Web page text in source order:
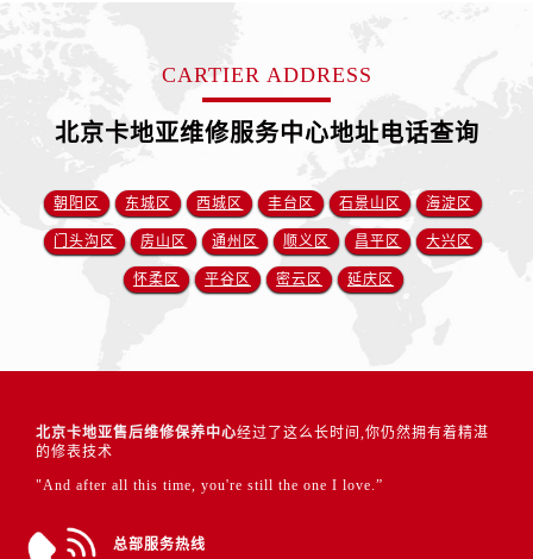
CARTIER ADDRESS
北京卡地亚维修服务中心地址电话查询
朝阳区 东城区 西城区 丰台区 石景山区 海淀区
门头沟区 房山区 通州区 顺义区 昌平区 大兴区
怀柔区 平谷区 密云区 延庆区
北京卡地亚售后维修保养中心经过了这么长时间,你仍然拥有着精湛
的修表技术
"And after all this time, you're still the one I love.”
总部服务热线